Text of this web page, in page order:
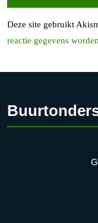
Deze site gebruikt
reactie gegevens